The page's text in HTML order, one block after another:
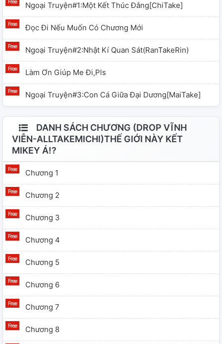
Ngoại Truyện#1:Một Kết Thúc Đắng[ChiTake]
Đọc Đi Nếu Muốn Có Chương Mới
Ngoại Truyện#2:Nhật Kí Quan Sát(RanTakeRin)
Làm Ơn Giúp Me Đi,pls
Ngoại Truyện#3:Con Cá Giữa Đại Dương[MaiTake]
DANH SÁCH CHƯƠNG (DROP VĨNH
VIỄN-ALLTAKEMICHI)THẾ GIỚI NÀY KẾT
MIKEY Á!?
Chương 1
Chương 2
Chương 3
Chương 4
Chương 5
Chương 6
Chương 7
Chương 8